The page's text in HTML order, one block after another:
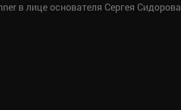
в лице основателя Сергея Сидорова